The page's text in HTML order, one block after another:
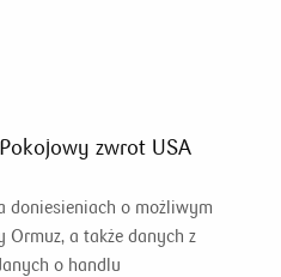
zwrot USA
doniesieniach o możliwym
a także danych z
o handlu